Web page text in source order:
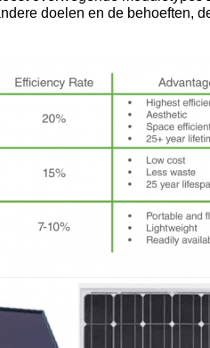
doelen en de behoeften,